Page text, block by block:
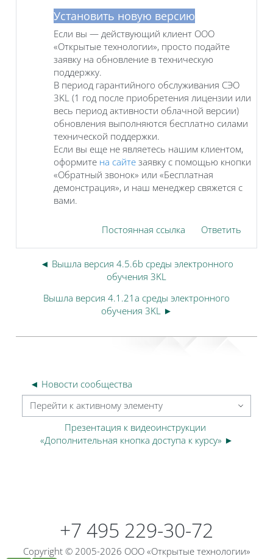
Установить новую версию
Если вы — действующий клиент ООО
«Открытые технологии», просто подайте
заявку на обновление в техническую
поддержку.
В период гарантийного обслуживания СЭО
3KL (1 год после приобретения лицензии или
весь период активности облачной версии)
обновления выполняются бесплатно силами
технической поддержки.
Если вы еще не являетесь нашим клиентом,
оформите на сайте заявку с помощью кнопки
«Обратный звонок» или «Бесплатная
демонстрация», и наш менеджер свяжется с
вами.
Постоянная ссылка Ответить
◄ Вышла версия 4.5.6b среды электронного
обучения 3KL
Вышла версия 4.1.21a среды электронного
обучения 3KL ►
◄ Новости сообщества
Перейти к активному элементу
Презентация к видеоинструкции
«Дополнительная кнопка доступа к курсу» ►
+7 495 229-30-72
Copyright © 2005-2026 ООО «Открытые технологии»